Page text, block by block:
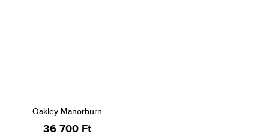
Oakley Manorburn
36 700 Ft